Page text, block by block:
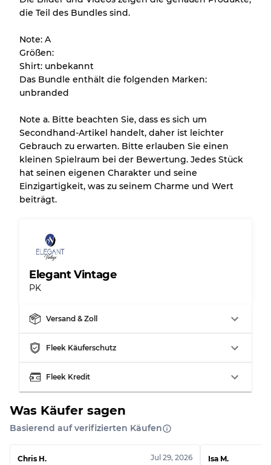
Alle Produkte enthalten eine Qualitätsstufe,
jedes Artikels vor dem Kauf nachvollziehen
können.
Es gibt eine Fehlermarge von bis zu
aufgrund des Großhandels
Unser 3-Stufen-System
Note AFast neu, leichte Abnutzung
Note C
Aufteilung für gemischte Ratios
Note BC
60% B, 40% C
Note ABC
30% A, 40% B, 30% C
die Teil des Bundles sind.
Note: A
Größen:
Shirt: unbekannt
Das Bundle enthält die folgenden Marken:
unbranded
Note a. Bitte beachten Sie, dass es sich um
Secondhand-Artikel handelt, daher ist leichter
Gebrauch zu erwarten. Bitte erlauben Sie einen
kleinen Spielraum bei der Bewertung. Jedes Stück
hat seinen eigenen Charakter und seine
Einzigartigkeit, was zu seinem Charme und Wert
beiträgt.
Elegant Vintage
PK
Versand & Zoll
Fleek Käuferschutz
Fleek Kredit
Was Käufer sagen
Basierend auf verifizierten Käufen
Chris H.
Jul 29, 2026
Isa M.